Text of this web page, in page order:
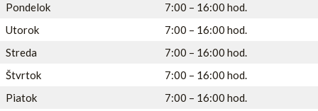
Pondelok
7:00 – 16:00 hod.
Utorok
7:00 – 16:00 hod.
Streda
7:00 – 16:00 hod.
Štvrtok
7:00 – 16:00 hod.
Piatok
7:00 – 16:00 hod.